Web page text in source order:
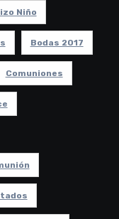
Niño
Bodas 2017
Comuniones